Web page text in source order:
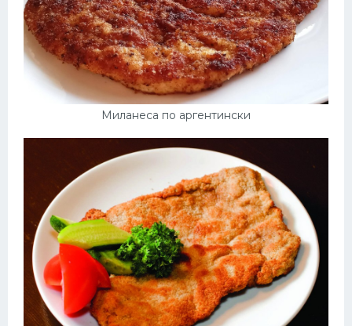
Миланеса по аргентински